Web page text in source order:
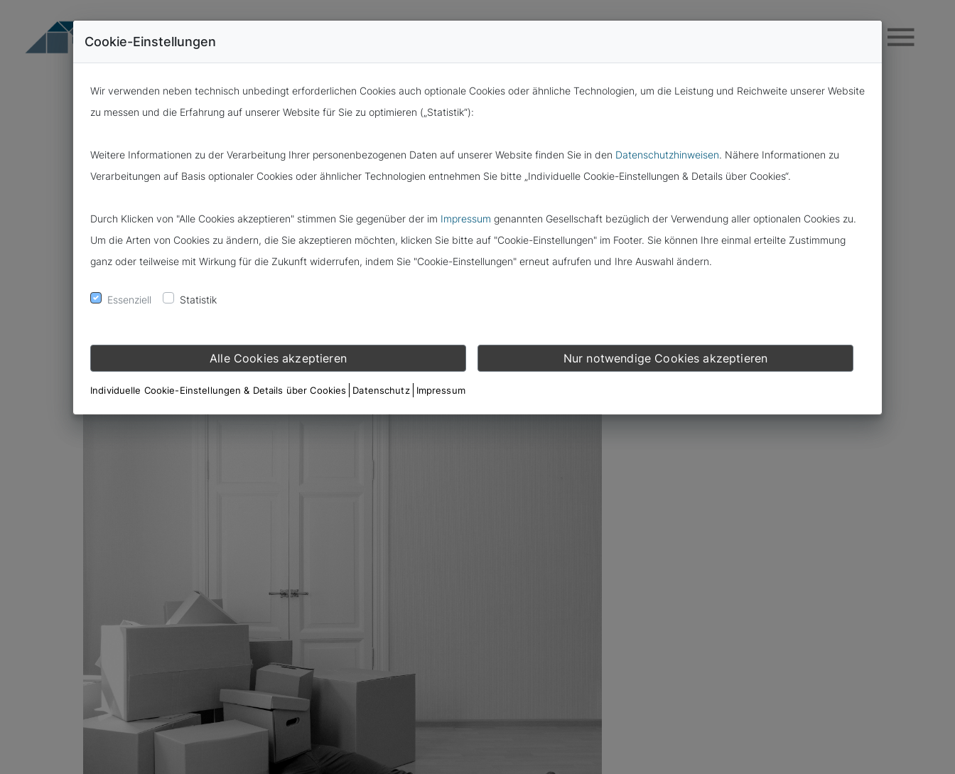
19.10.2023
AUSKUNFTSANSPRUCH
NACH ART. 15 DSGVO – AUCH
NOCH NACH DEM TOD?
Cookie-Einstellungen
Wir verwenden neben technisch unbedingt erforderlichen Cookies auch optionale Cookies oder ähnliche Technologien, um die Leistung und Reichweite unserer Website
zu messen und die Erfahrung auf unserer Website für Sie zu optimieren („Statistik“):
Weitere Informationen zu der Verarbeitung Ihrer personenbezogenen Daten auf unserer Website finden Sie in den Datenschutzhinweisen. Nähere Informationen zu
Verarbeitungen auf Basis optionaler Cookies oder ähnlicher Technologien entnehmen Sie bitte „Individuelle Cookie-Einstellungen & Details über Cookies“.
Durch Klicken von "Alle Cookies akzeptieren" stimmen Sie gegenüber der im Impressum genannten Gesellschaft bezüglich der Verwendung aller optionalen Cookies zu.
Um die Arten von Cookies zu ändern, die Sie akzeptieren möchten, klicken Sie bitte auf "Cookie-Einstellungen" im Footer. Sie können Ihre einmal erteilte Zustimmung
ganz oder teilweise mit Wirkung für die Zukunft widerrufen, indem Sie "Cookie-Einstellungen" erneut aufrufen und Ihre Auswahl ändern.
Essenziell Statistik
Alle Cookies akzeptieren Nur notwendige Cookies akzeptieren
Individuelle Cookie-Einstellungen & Details über Cookies Datenschutz Impressum